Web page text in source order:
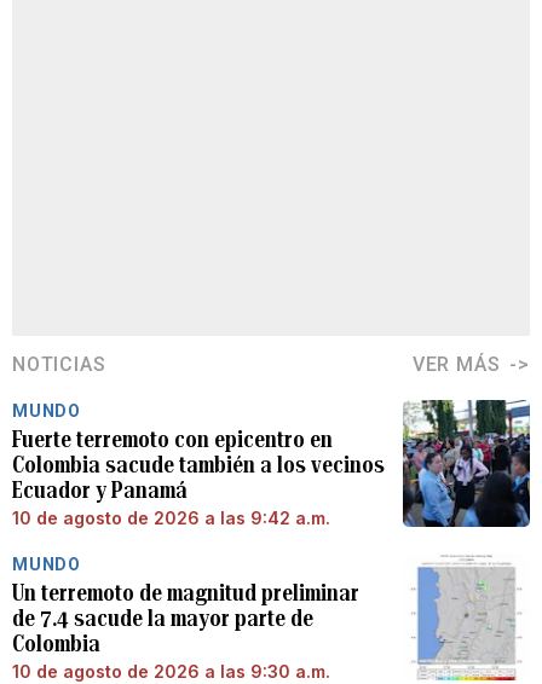
NOTICIAS VER MÁS
MUNDO
Fuerte terremoto con epicentro en
Colombia sacude también a los vecinos
Ecuador y Panamá
10 de agosto de 2026 a las 9:42 a.m.
MUNDO
Un terremoto de magnitud preliminar
de 7.4 sacude la mayor parte de
Colombia
10 de agosto de 2026 a las 9:30 a.m.